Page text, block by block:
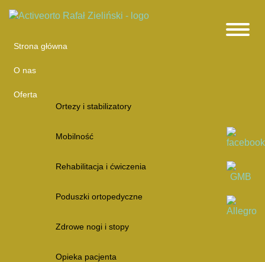
Strona główna
O nas
Oferta
Ortezy i stabilizatory
Mobilność
Rehabilitacja i ćwiczenia
Poduszki ortopedyczne
Zdrowe nogi i stopy
Opieka pacjenta